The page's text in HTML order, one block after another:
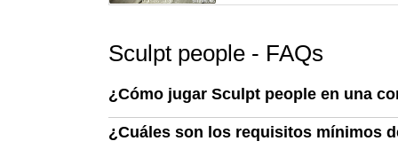
la D (Guía Actualizada)
Sculpt people - FAQs
¿Cómo jugar Sculpt people en una
¿Cuáles son los requisitos mínimos